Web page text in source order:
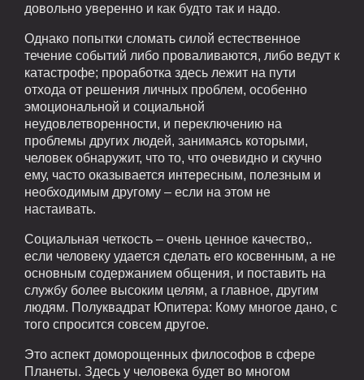
довольно уверенно и как будто так и надо.
Однако попытки сломать силой естественное
течение событий либо проваливаются, либо ведут к
катастрофе; проработка здесь лежит на пути
отхода от решения личных проблем, особенно
эмоциональной и социальной
неудовлетворенности, и переключению на
проблемы других людей, занимаясь которыми,
человек обнаружит, что то, что очевидно и скучно
ему, часто оказывается интересным, полезным и
необходимым другому – если на этом не
настаивать.
Социальная четкость – очень ценное качество,.
если человеку удается сделать его косвенным, а не
основным содержанием общения, и поставить на
службу более высоким целям, а главное, другим
людям. Полуквадрат Юпитера: Кому многое дано, с
того спросится совсем другое.
Это аспект доморощенных философов в сфере
Планеты. Здесь у человека будет во многом